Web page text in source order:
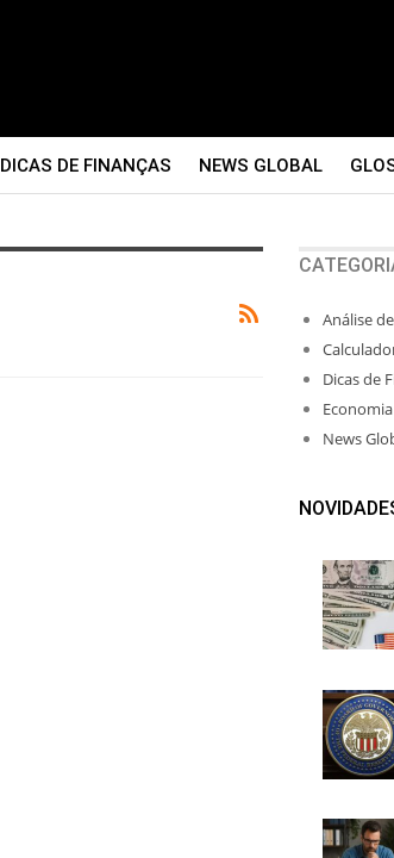
DICAS DE FINANÇAS NEWS GLOBAL
Análise
Dicas de
News